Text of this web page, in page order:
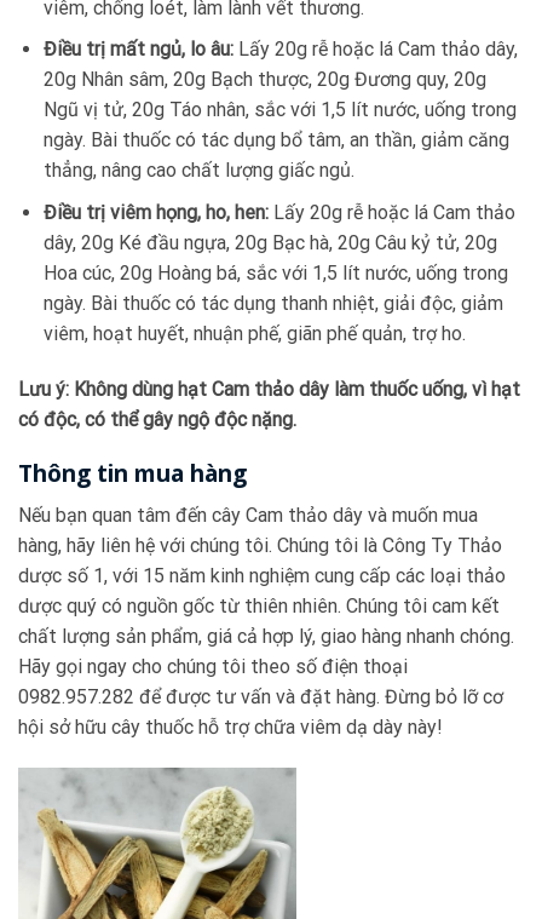
viêm, chống loét, làm lành vết thương.
Điều trị mất ngủ, lo âu:Lấy 20g rễ hoặc lá Cam thảo dây,
20g Nhân sâm, 20g Bạch thược, 20g Đương quy, 20g
Ngũ vị tử, 20g Táo nhân, sắc với 1,5 lít nước, uống trong
ngày. Bài thuốc có tác dụng bổ tâm, an thần, giảm căng
thẳng, nâng cao chất lượng giấc ngủ.
Điều trị viêm họng, ho, hen:Lấy 20g rễ hoặc lá Cam thảo
dây, 20g Ké đầu ngựa, 20g Bạc hà, 20g Câu kỷ tử, 20g
Hoa cúc, 20g Hoàng bá, sắc với 1,5 lít nước, uống trong
ngày. Bài thuốc có tác dụng thanh nhiệt, giải độc, giảm
viêm, hoạt huyết, nhuận phế, giãn phế quản, trợ ho.
Lưu ý: Không dùng hạt Cam thảo dây làm thuốc uống, vì hạt
có độc, có thể gây ngộ độc nặng.
Thông tin mua hàng
Nếu bạn quan tâm đến cây Cam thảo dây và muốn mua
hàng, hãy liên hệ với chúng tôi. Chúng tôi là Công Ty Thảo
dược số 1, với 15 năm kinh nghiệm cung cấp các loại thảo
dược quý có nguồn gốc từ thiên nhiên. Chúng tôi cam kết
chất lượng sản phẩm, giá cả hợp lý, giao hàng nhanh chóng.
Hãy gọi ngay cho chúng tôi theo số điện thoại
0982.957.282 để được tư vấn và đặt hàng. Đừng bỏ lỡ cơ
hội sở hữu cây thuốc hỗ trợ chữa viêm dạ dày này!